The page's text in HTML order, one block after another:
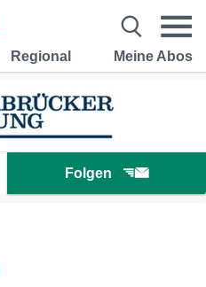
Regional Meine Abos
Folgen